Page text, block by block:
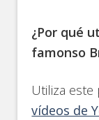
¿Por qué
famonso
Utiliza este
vídeos de